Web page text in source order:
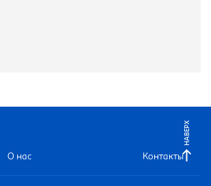
НАВЕРХ
О нас Контакты